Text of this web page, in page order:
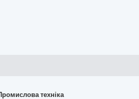
Промислова техніка